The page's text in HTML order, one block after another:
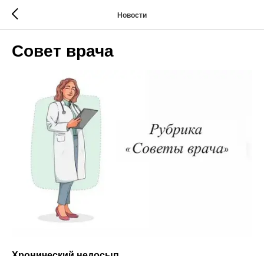
Новости
Совет врача